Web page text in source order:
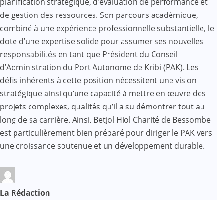
de gestion des ressources. Son parcours académique,
combiné à une expérience professionnelle substantielle, le
dote d’une expertise solide pour assumer ses nouvelles
responsabilités en tant que Président du Conseil
d’Administration du Port Autonome de Kribi (PAK). Les
défis inhérents à cette position nécessitent une vision
stratégique ainsi qu’une capacité à mettre en œuvre des
projets complexes, qualités qu’il a su démontrer tout au
long de sa carrière. Ainsi, Betjol Hiol Charité de Bessombe
est particulièrement bien préparé pour diriger le PAK vers
une croissance soutenue et un développement durable.
La Rédaction